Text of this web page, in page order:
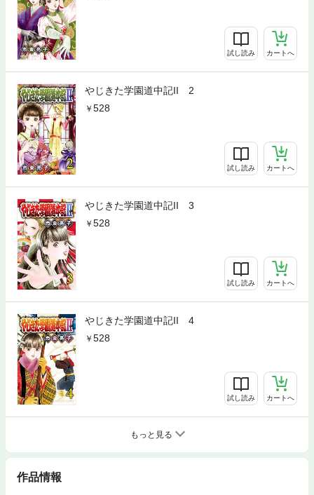
試し読み カートへ
やじきた学園道中記II 2
528
試し読み カートへ
やじきた学園道中記II 3
528
試し読み カートへ
やじきた学園道中記II 4
528
試し読み カートへ
もっと見る
作品情報